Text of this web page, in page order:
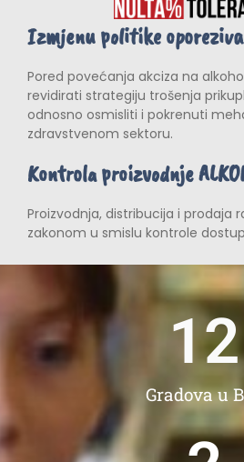
Izmjenu politike
Pored povećanja akciza na
revidirati strategiju trošenja
odnosno osmisliti i pokrenuti
zdravstvenom sektoru.
Kontrola proizvodnje
Proizvodnja, distribucija i prodaja
zakonom u smislu kontrole
Gradova u
12